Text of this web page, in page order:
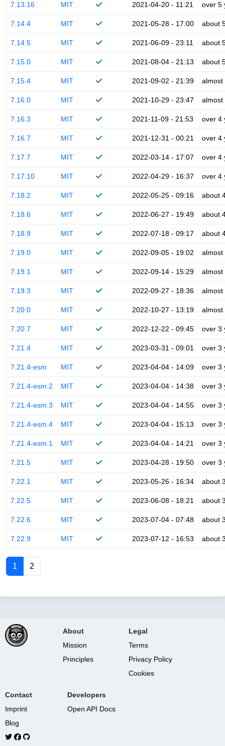
7.13.16 MIT 2021-04-20 - 11:21 over 5
7.14.4 MIT 2021-05-28 - 17:00 about
7.14.5 MIT 2021-06-09 - 23:11 about
7.15.0 MIT 2021-08-04 - 21:13 about
7.15.4 MIT 2021-09-02 - 21:39 almost
7.16.0 MIT 2021-10-29 - 23:47 almost
7.16.3 MIT 2021-11-09 - 21:53 over 4
7.16.7 MIT 2021-12-31 - 00:21 over 4
7.17.7 MIT 2022-03-14 - 17:07 over 4
7.17.10 MIT 2022-04-29 - 16:37 over 4
7.18.2 MIT 2022-05-25 - 09:16 about
7.18.6 MIT 2022-06-27 - 19:49 about
7.18.9 MIT 2022-07-18 - 09:17 about
7.19.0 MIT 2022-09-05 - 19:02 almost
7.19.1 MIT 2022-09-14 - 15:29 almost
7.19.3 MIT 2022-09-27 - 18:36 almost
7.20.0 MIT 2022-10-27 - 13:19 almost
7.20.7 MIT 2022-12-22 - 09:45 over 3
7.21.4 MIT 2023-03-31 - 09:01 over 3
7.21.4-esm MIT 2023-04-04 - 14:09 over 3
7.21.4-esm.2 MIT 2023-04-04 - 14:38 over 3
7.21.4-esm.3 MIT 2023-04-04 - 14:55 over 3
7.21.4-esm.4 MIT 2023-04-04 - 15:13 over 3
7.21.4-esm.1 MIT 2023-04-04 - 14:21 over 3
7.21.5 MIT 2023-04-28 - 19:50 over 3
7.22.1 MIT 2023-05-26 - 16:34 about
7.22.5 MIT 2023-06-08 - 18:21 about
7.22.6 MIT 2023-07-04 - 07:48 about
7.22.9 MIT 2023-07-12 - 16:53 about
1 2
About
Mission
Principles
Legal
Terms
Privacy Policy
Cookies
Contact
Imprint
Blog
Developers
Open API Docs